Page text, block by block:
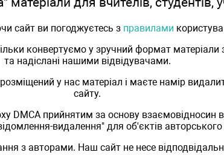
сайт ви погоджуєтесь з правилами
конвертуємо у зручний формат матеріали
та надіслані нашими відвідувачами.
у нас матеріал і маєте намір
сайту.
DMCA прийнятим за основу взаємовідносин
видалення" для об'єктів
з авторами. Наш сайт не несе